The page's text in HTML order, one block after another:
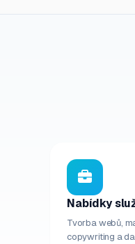
Nabídky
Tvorba webů,
copywriting a